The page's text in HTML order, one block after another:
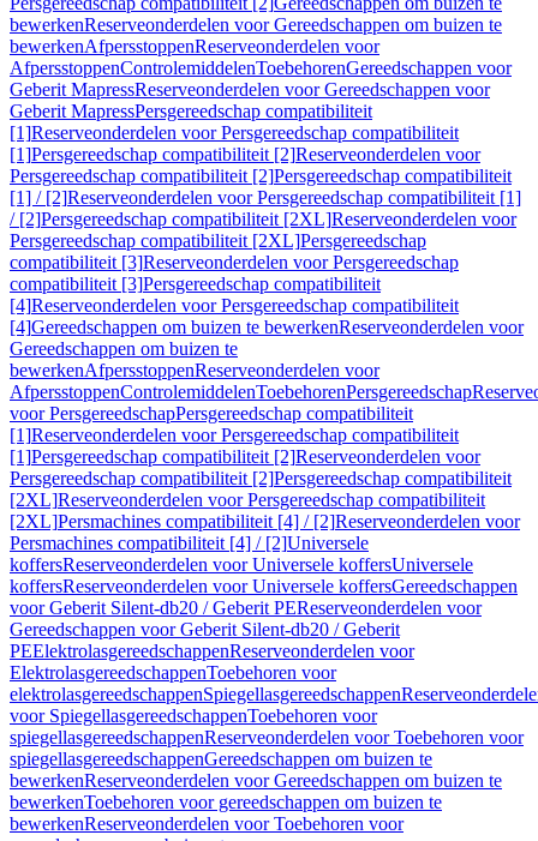
bewerkenReserveonderdelen voor Gereedschappen om buizen te
bewerkenAfpersstoppenReserveonderdelen voor
AfpersstoppenControlemiddelenToebehorenGereedschappen voor
Geberit MapressReserveonderdelen voor Gereedschappen voor
Geberit MapressPersgereedschap compatibiliteit
[1]Reserveonderdelen voor Persgereedschap compatibiliteit
[1]Persgereedschap compatibiliteit [2]Reserveonderdelen voor
Persgereedschap compatibiliteit [2]Persgereedschap compatibiliteit
[1] / [2]Reserveonderdelen voor Persgereedschap compatibiliteit [1]
/ [2]Persgereedschap compatibiliteit [2XL]Reserveonderdelen voor
Persgereedschap compatibiliteit [2XL]Persgereedschap
compatibiliteit [3]Reserveonderdelen voor Persgereedschap
compatibiliteit [3]Persgereedschap compatibiliteit
[4]Reserveonderdelen voor Persgereedschap compatibiliteit
[4]Gereedschappen om buizen te bewerkenReserveonderdelen voor
Gereedschappen om buizen te
bewerkenAfpersstoppenReserveonderdelen voor
AfpersstoppenControlemiddelenToebehorenPersgereedschap
voor PersgereedschapPersgereedschap compatibiliteit
[1]Reserveonderdelen voor Persgereedschap compatibiliteit
[1]Persgereedschap compatibiliteit [2]Reserveonderdelen voor
Persgereedschap compatibiliteit [2]Persgereedschap compatibiliteit
[2XL]Reserveonderdelen voor Persgereedschap compatibiliteit
[2XL]Persmachines compatibiliteit [4] / [2]Reserveonderdelen voor
Persmachines compatibiliteit [4] / [2]Universele
koffersReserveonderdelen voor Universele koffersUniversele
koffersReserveonderdelen voor Universele koffersGereedschappen
voor Geberit Silent-db20 / Geberit PEReserveonderdelen voor
Gereedschappen voor Geberit Silent-db20 / Geberit
PEElektrolasgereedschappenReserveonderdelen voor
ElektrolasgereedschappenToebehoren voor
elektrolasgereedschappenSpiegellasgereedschappen
voor SpiegellasgereedschappenToebehoren voor
spiegellasgereedschappenReserveonderdelen voor Toebehoren voor
spiegellasgereedschappenGereedschappen om buizen te
bewerkenReserveonderdelen voor Gereedschappen om buizen te
bewerkenToebehoren voor gereedschappen om buizen te
bewerkenReserveonderdelen voor Toebehoren voor